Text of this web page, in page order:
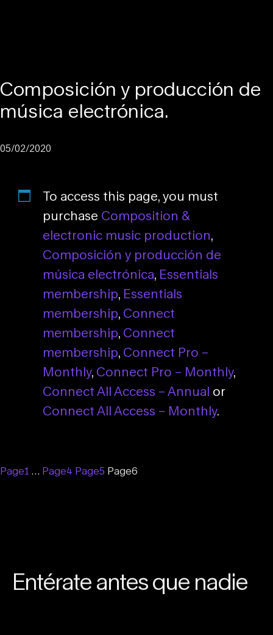
Composición y producción de
música electrónica.
05/02/2020
To access this page, you must
purchase Composition &
electronic music production,
Composición y producción de
música electrónica, Essentials
membership, Essentials
membership, Connect
membership, Connect
membership, Connect Pro –
Monthly, Connect Pro – Monthly,
Connect All Access – Annual or
Connect All Access – Monthly.
Page1 … Page4 Page5 Page6
Entérate antes que nadie